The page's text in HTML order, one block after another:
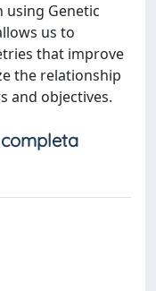
Genetic
us to
that improve
the relationship
and objectives.